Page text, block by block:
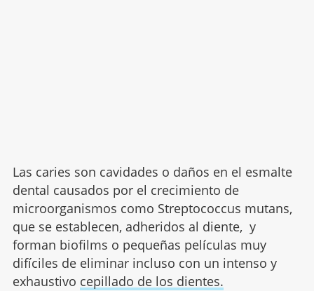
Las caries son cavidades o daños en el esmalte
dental causados por el crecimiento de
microorganismos como Streptococcus mutans,
que se establecen, adheridos al diente, y
forman biofilms o pequeñas películas muy
difíciles de eliminar incluso con un intenso y
exhaustivo cepillado de los dientes.